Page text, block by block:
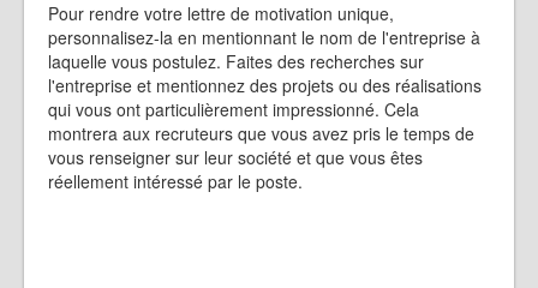
Pour rendre votre lettre de motivation unique,
personnalisez-la en mentionnant le nom de l'entreprise à
laquelle vous postulez. Faites des recherches sur
l'entreprise et mentionnez des projets ou des réalisations
qui vous ont particulièrement impressionné. Cela
montrera aux recruteurs que vous avez pris le temps de
vous renseigner sur leur société et que vous êtes
réellement intéressé par le poste.